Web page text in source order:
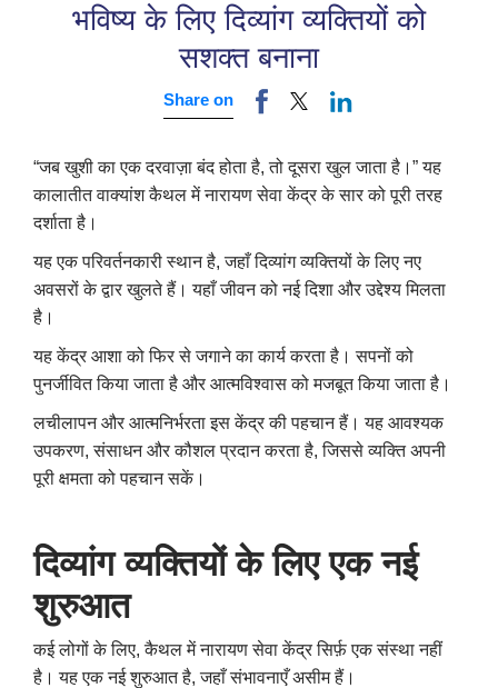
भविष्य के लिए दिव्यांग व्यक्तियों को
सशक्त बनाना
Share on
“जब खुशी का एक दरवाज़ा बंद होता है, तो दूसरा खुल जाता है।”यह
कालातीत वाक्यांश कैथल में नारायण सेवा केंद्र के सार को पूरी तरह
दर्शाता है।
यह एक परिवर्तनकारी स्थान है, जहाँ दिव्यांग व्यक्तियों के लिए नए
अवसरों के द्वार खुलते हैं। यहाँ जीवन को नई दिशा और उद्देश्य मिलता
है।
यह केंद्र आशा को फिर से जगाने का कार्य करता है। सपनों को
पुनर्जीवित किया जाता है और आत्मविश्वास को मजबूत किया जाता है।
लचीलापन और आत्मनिर्भरता इस केंद्र की पहचान हैं। यह आवश्यक
उपकरण, संसाधन और कौशल प्रदान करता है, जिससे व्यक्ति अपनी
पूरी क्षमता को पहचान सकें।
दिव्यांग व्यक्तियों के लिए एक नई
शुरुआत
कई लोगों के लिए, कैथल में नारायण सेवा केंद्र सिर्फ़ एक संस्था नहीं
है। यह एक नई शुरुआत है, जहाँ संभावनाएँ असीम हैं।